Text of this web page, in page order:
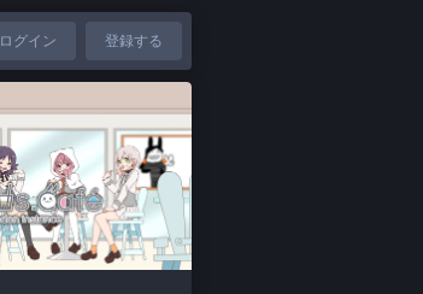
ログイン 登録する